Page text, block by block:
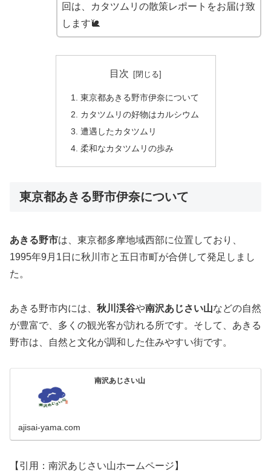
回は、カタツムリの散策レポートをお届け致
します🐌
目次
東京都あきる野市伊奈について
カタツムリの好物はカルシウム
遭遇したカタツムリ
柔和なカタツムリの歩み
東京都あきる野市伊奈について
あきる野市は、東京都多摩地域西部に位置しており、
1995年9月1日に秋川市と五日市町が合併して発足しまし
た。
あきる野市内には、 秋川渓谷や南沢あじさい山などの自然
が豊富で、多くの観光客が訪れる所です。そして、あきる
野市は、自然と文化が調和した住みやすい街です。
南沢あじさい山
ajisai-yama.com
【引用：南沢あじさい山ホームページ】